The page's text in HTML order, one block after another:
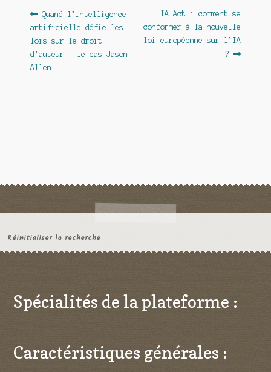
Navigation
de
l’article
Article
précédent :
Quand l’intelligence
artificielle défie les
lois sur le droit
d’auteur : le cas Jason
Allen
Article
suivant :
IA Act : comment se
conformer à la nouvelle
loi européenne sur l’IA
?
Réinitialiser la recherche
Spécialités de la plateforme :
Caractéristiques générales :